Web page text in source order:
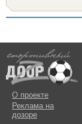
О проекте
Реклама на
дозоре